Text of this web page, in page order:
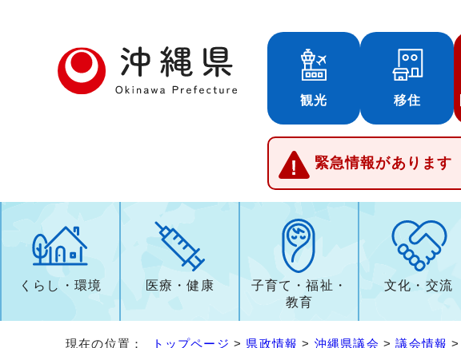
観光 移住
緊急情報があります
くらし・環境 医療・健康
子育て・福祉・
教育
文化・交流
現在の位置： トップページ > 県政情報 > 沖縄県議会 >議会情報 >